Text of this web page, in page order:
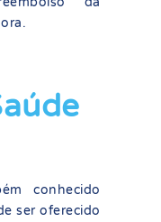
conhecido
ser oferecido